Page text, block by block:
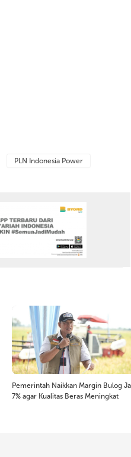
PLN Indonesia Power
Pemerintah Naikkan Margin Bulog
7% agar Kualitas Beras Meningkat